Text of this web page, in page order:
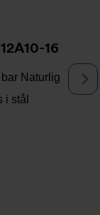
16
Naturlig
i stål